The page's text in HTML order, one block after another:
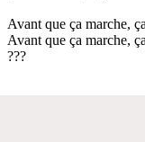
Avant que ça marche,
Avant que ça marche,
???